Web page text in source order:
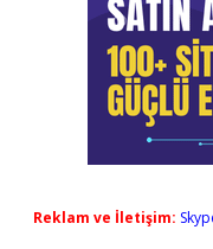
Reklam ve İletişim: